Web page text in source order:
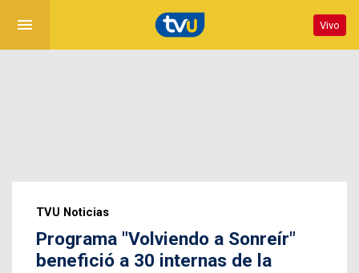
menu Vivo
TVU Noticias
Programa "Volviendo a Sonreír"
benefició a 30 internas de la